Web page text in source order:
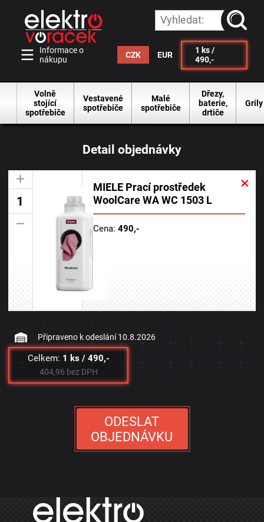
Informace o
nákupu
CZK EUR 1 ks /
490,-
Volně
stojící
spotřebiče
Vestavené
spotřebiče
Malé
spotřebiče
Dřezy,
baterie,
drtiče
Grily
Detail objednávky
×
+
-
MIELE Prací prostředek
WoolCare WA WC 1503 L
Cena:490,-
Připraveno k odeslání10.8.2026
Celkem: 1 ks / 490,-
404,96 bez DPH
ODESLAT
OBJEDNÁVKU